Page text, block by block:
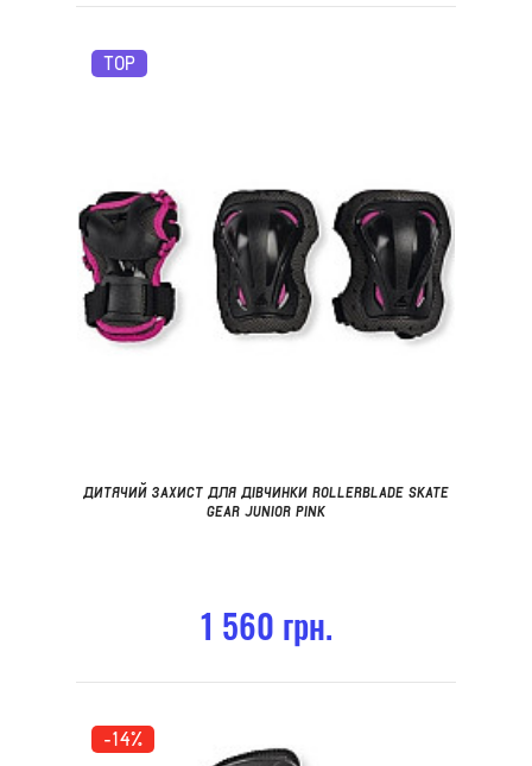
TOP
ДИТЯЧИЙ ЗАХИСТ ДЛЯ ДІВЧИНКИ ROLLERBLADE SKATE
GEAR JUNIOR PINK
1 560 грн.
-14%